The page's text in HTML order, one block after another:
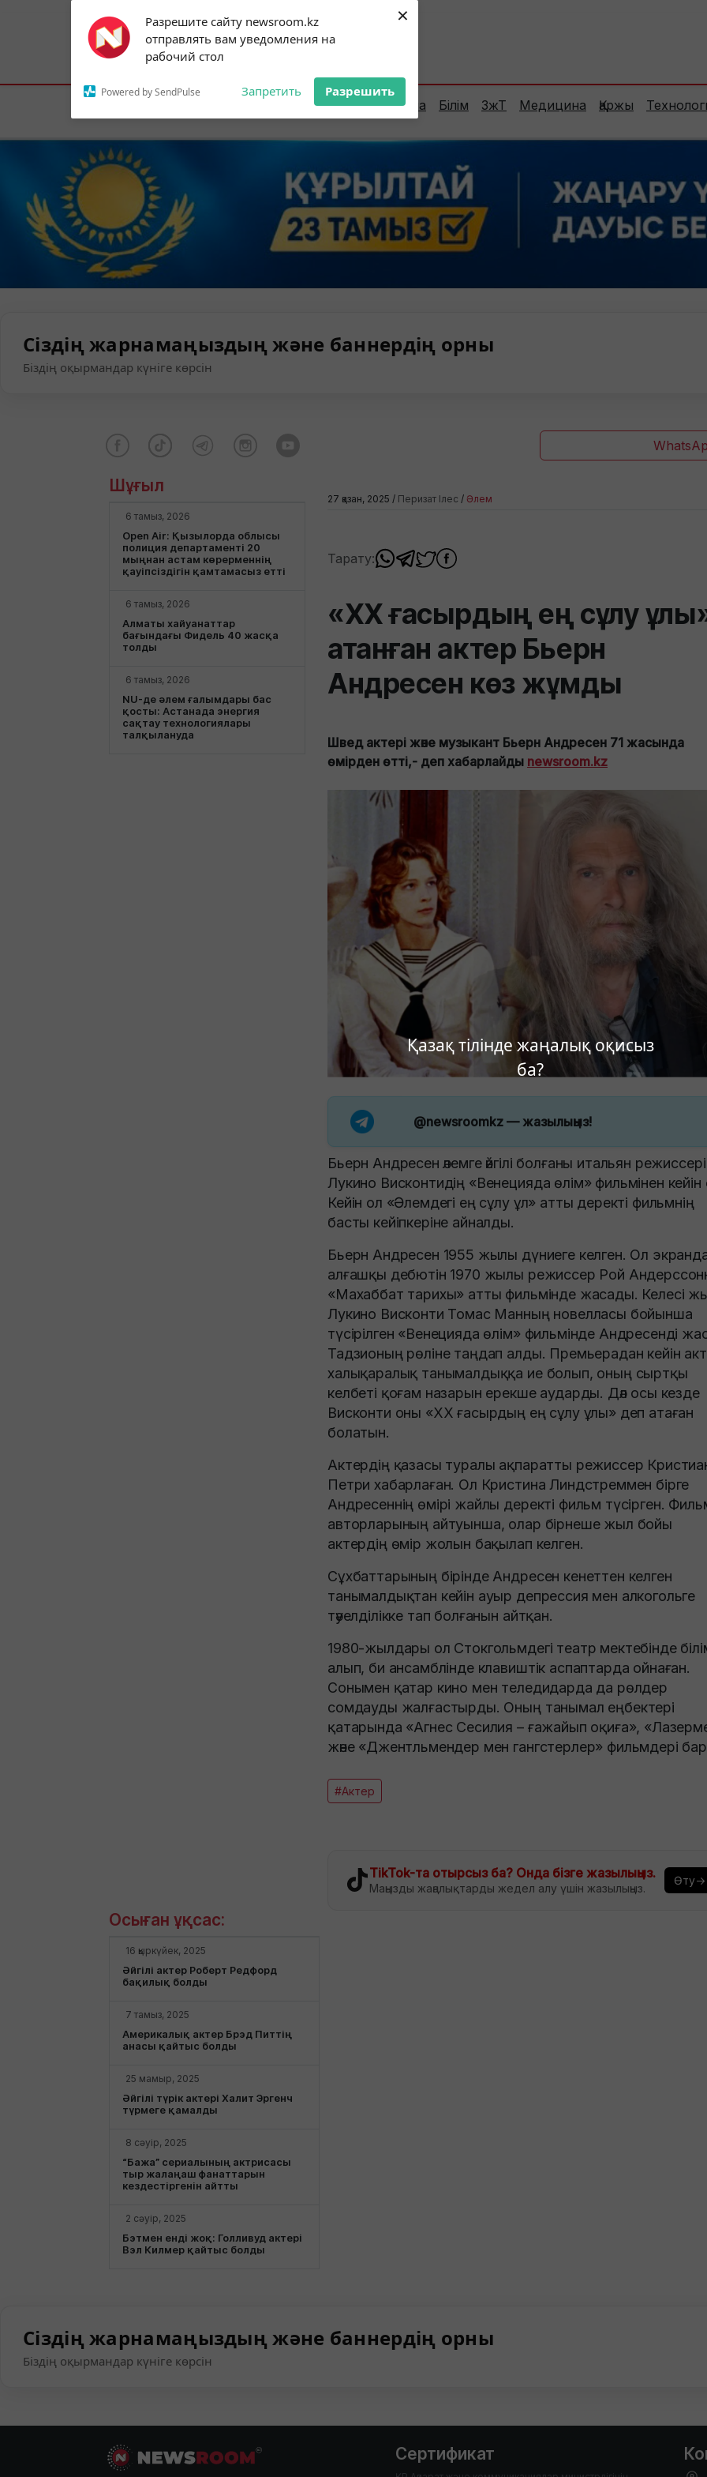
Разрешите сайту newsroom.kz
отправлять вам уведомления на
рабочий стол
Powered by SendPulse Запретить Разрешить
×
Қазақ тілінде жаңалық оқисыз
ба?
Subscribe to our
notifications!
To enable permission prompts, click on
the notification icon
Астана:18°C Алматы:21°C Шымкент:
Елорда Сараптама Білім ЗжТ Медицина Қаржы
Сіздің жарнамаңыздың және баннердің орны
Біздің оқырмандар күніге көрсін
Шұғыл
6 тамыз, 2026
Open Air: Қызылорда облысы
полиция департаменті 20
мыңнан астам көрерменнің
қауіпсіздігін қамтамасыз етті
6 тамыз, 2026
Алматы хайуанаттар
бағындағы Фидель 40 жасқа
толды
6 тамыз, 2026
NU-де әлем ғалымдары бас
қосты: Астанада энергия
сақтау технологиялары
талқылануда
27 қазан, 2025 / Перизат Ілес / Әлем
Тарату:
«ХХ ғасырдың ең сұлу
атанған актер Бьерн
Андресен көз жұмды
Швед актері және музыкант Бьерн Андресен 71 жасында
өмірден өтті,- деп хабарлайды newsroom.kz
@newsroomkz— жазылыңыз!
Бьерн Андресен әлемге әйгілі болғаны итальян режиссері
Лукино Висконтидің «Венецияда өлім» фильмінен кейін
Кейін ол «Әлемдегі ең сұлу ұл» атты деректі фильмнің
басты кейіпкеріне айналды.
Бьерн Андресен 1955 жылы дүниеге келген. Ол
алғашқы дебютін 1970 жылы режиссер Рой
«Махаббат тарихы» атты фильмінде жасады. Келесі
Лукино Висконти Томас Манның новелласы бойынша
түсірілген «Венецияда өлім» фильмінде Андресенді
Тадзионың рөліне таңдап алды. Премьерадан кейін
халықаралық танымалдыққа ие болып, оның сыртқы
келбеті қоғам назарын ерекше аударды. Дәл осы кезде
Висконти оны «ХХ ғасырдың ең сұлу ұлы» деп атаған
болатын.
Актердің қазасы туралы ақпаратты режиссер
Петри хабарлаған. Ол Кристина Линдстреммен бірге
Андресеннің өмірі жайлы деректі фильм түсірген.
авторларының айтуынша, олар бірнеше жыл бойы
актердің өмір жолын бақылап келген.
Сұхбаттарының бірінде Андресен кенеттен келген
танымалдықтан кейін ауыр депрессия мен алкогольге
тәуелділікке тап болғанын айтқан.
1980-жылдары ол Стокгольмдегі театр мектебінде
алып, би ансамблінде клавиштік аспаптарда ойнаған.
Сонымен қатар кино мен теледидарда да рөлдер
сомдауды жалғастырды. Оның танымал еңбектері
қатарында «Агнес Сесилия – ғажайып оқиға»,
және «Джентльмендер мен гангстерлер» фильмдері
#Актер
TikTok-та отырсыз ба? Онда бізге жазылыңыз.
Маңызды жаңалықтарды жедел алу үшін жазылыңыз.
Өту→
Осыған ұқсас:
16 қыркүйек, 2025
Әйгілі актер Роберт Редфорд
бақилық болды
7 тамыз, 2025
Америкалық актер Брэд Питтің
анасы қайтыс болды
25 мамыр, 2025
Әйгілі түрік актері Халит Эргенч
түрмеге қамалды
8 сәуір, 2025
“Бажа” сериалының актрисасы
тыр жалаңаш фанаттарын
кездестіргенін айтты
2 сәуір, 2025
Бэтмен енді жоқ: Голливуд актері
Вэл Килмер қайтыс болды
Сіздің жарнамаңыздың және баннердің орны
Біздің оқырмандар күніге көрсін
Сертификат